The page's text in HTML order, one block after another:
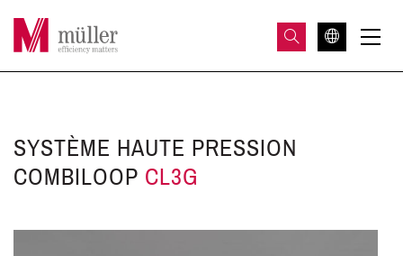
SYSTÈME HAUTE PRESSION
COMBILOOP CL3G